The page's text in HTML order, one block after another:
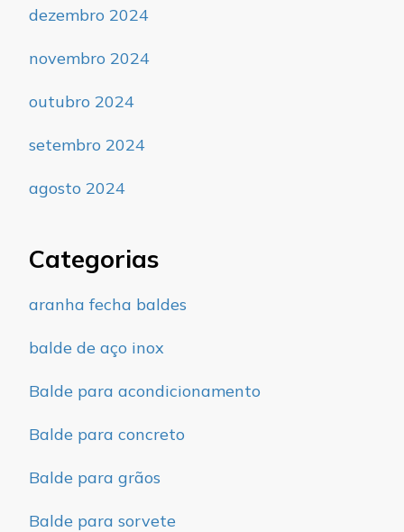
dezembro 2024
novembro 2024
outubro 2024
setembro 2024
agosto 2024
Categorias
aranha fecha baldes
balde de aço inox
Balde para acondicionamento
Balde para concreto
Balde para grãos
Balde para sorvete